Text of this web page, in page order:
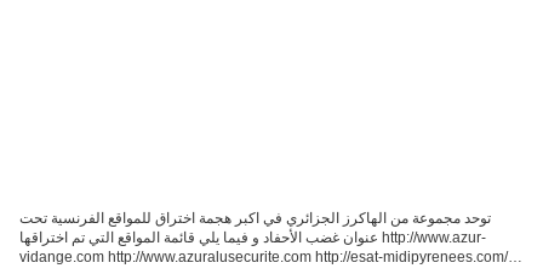
توحد مجموعة من الهاكرز الجزائري في اكبر هجمة اختراق للمواقع الفرنسية تحت
عنوان غضب الأحفاد و فيما يلي قائمة المواقع التي تم اختراقها http://www.azur-
vidange.com http://www.azuralusecurite.com http://esat-midipyrenees.com/